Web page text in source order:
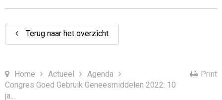
Terug naar het overzicht
Home Actueel
Agenda
Congres Goed Gebruik Geneesmiddelen 2022: 10
ja...
Print